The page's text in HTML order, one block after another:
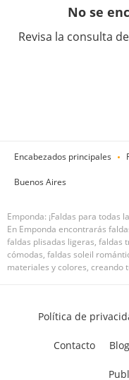
No se
Revisa la consulta
Encabezados principales
Buenos Aires
Emponda: ¡Faldas para todas
En Emponda encontrarás
faldas plisadas ligeras, faldas
cómodas, faldas soleil
materiales y colores, creando
Política de
Contacto Blog